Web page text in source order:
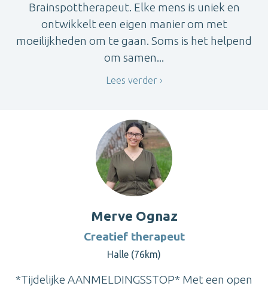
Brainspottherapeut. Elke mens is uniek en
ontwikkelt een eigen manier om met
moeilijkheden om te gaan. Soms is het helpend
om samen...
Lees verder
Merve Ognaz
Creatief therapeut
Halle (76km)
*Tijdelijke AANMELDINGSSTOP* Met een open